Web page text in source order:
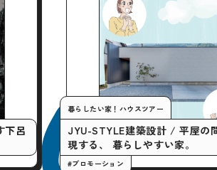
暮らしたい家！ハウスツアー
JYU-STYLE建築設計 / 平屋の間取りで実
現する、 暮らしやすい家。
#プロモーション